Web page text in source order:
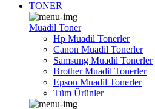
TONER
Muadil Toner
Hp Muadil Tonerler
Canon Muadil Tonerler
Samsung Muadil Tonerler
Brother Muadil Tonerler
Epson Muadil Tonerler
Tüm Ürünler